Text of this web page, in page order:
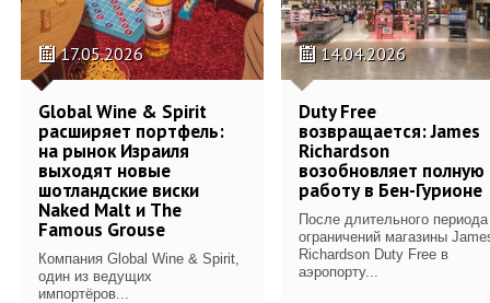
17.05.2026
Global Wine & Spirit
расширяет портфель:
на рынок Израиля
выходят новые
шотландские виски
Naked Malt и The
Famous Grouse
Компания Global Wine & Spirit,
один из ведущих
импортёров...
14.04.2026
Duty Free
возвращается: James
Richardson
возобновляет полную
работу в Бен-Гурионе
После длительного периода
ограничений магазины
Richardson Duty Free в
аэропорту...